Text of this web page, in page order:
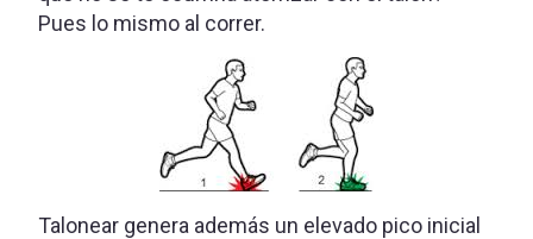
Pues lo mismo al correr.
Talonear genera además un elevado pico inicial